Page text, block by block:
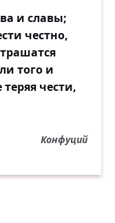
и славы;
честно,
того и
чести,
Конфуций